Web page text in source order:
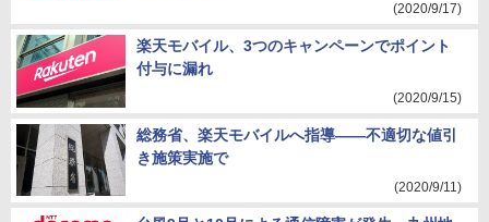
(2020/9/17)
楽天モバイル、3つのキャンペーンでポイント
付与に漏れ
(2020/9/15)
総務省、楽天モバイルへ指導――不適切な値引
き施策実施で
(2020/9/11)